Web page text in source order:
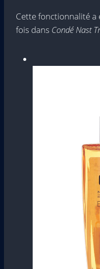
Cette fonctionnalité
fois dans Condé Nast